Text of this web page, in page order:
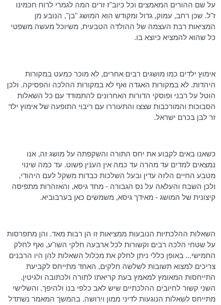
על שם ההורים המאמצים וכל כיוב"ז זרים המה לגמרי לרוח חכמינו
ז"ל. שכן רחב, עמוק, גדול ומקודש הוא המושג "בן", הנובע מן
המציאות רבת העצמה של ההולדה הטבעית, משיוכל מעשה משפטי
כל שהוא להמציא כיוצא בו.
אימוץ ילדים כמו מושגים רבים אחרים, לא מוכר כמעט במקורות
היהדות. לא במקורות האגדה ואף לא במקורות ההלכה והפסיקה. ולכן
הוטל על רבני ופוסקי הדורות האחרונים להתמודד עם כל השאלות
הסבוכות והמורכבות שצצו והתעוררו עם ריבוי התופעה של אימוץ ילד
זר לבן בכרם ישראל.
כשאנו באים לקבוע את יחס התורה והשקפתה על מושג זה, אנו
נמצאים למדים עד מהרה עד כמה אין הענין פשוט. עד כמה שינוי
מטבע החיים הלזה עדין ובעל השלכות כבדות משקל לעם היהודי,
ולכן השבח והעלאה על נס הגבורה - מחד גיסא, והאזהרות מתפיסה
קיצונית של המושג - מאידך גיסא, משמשים כאן בערבוביא.
השאלות ההלכתיות הנובעות ממציאות זו הן רבות מאד. והן מתפרסות
על שטחי הלכה רבים וקשורות לכל ארבעה חלקי השו"ע, ואף לחלק
החמישי... באופן כללי ניתן לחלק את מכלול השאלות להן היו הרבנים
צריכים למצוא תשובות לשלשה חלקים, האחד מתייחס לקביעת
התייחסות המאומץ למאמץ בעת קריאתו לתורה ולכתובה ולגיטין.
השני קשור לחיובים ההלכתיים שיש לאב כלפי בנו ולהיפך. והשלישי
מתייחס לשאלות הנוגעות לדיני ממון וירושה. בהמשך המאמר נשתדל